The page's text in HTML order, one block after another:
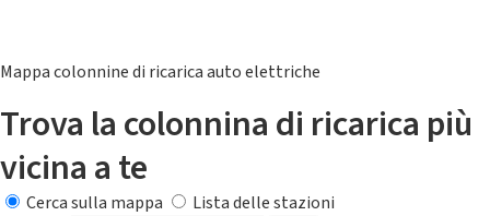
Mappa colonnine di ricarica auto elettriche
Trova la colonnina di ricarica più
vicina a te
Cerca sulla mappa
Lista delle stazioni